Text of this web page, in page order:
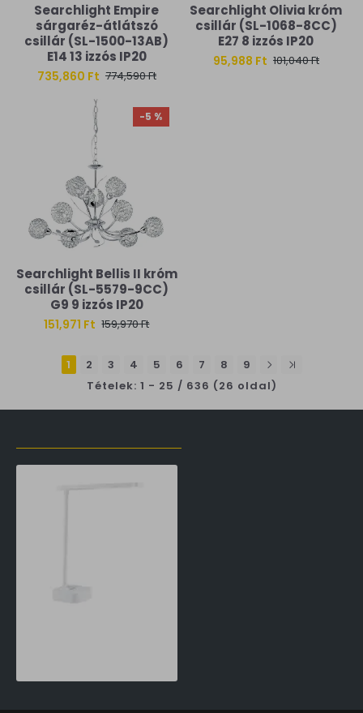
Searchlight Empire
sárgaréz-átlátszó
csillár (SL-1500-13AB)
E14 13 izzós IP20
735,860 Ft 774,590 Ft
Searchlight Olivia króm
csillár (SL-1068-8CC)
E27 8 izzós IP20
95,988 Ft 101,040 Ft
-5 %
Searchlight Bellis II króm
csillár (SL-5579-9CC)
G9 9 izzós IP20
151,971 Ft 159,970 Ft
1 2 3 4 5 6 7 8
9
Tételek: 1 - 25 / 636 (26 oldal)